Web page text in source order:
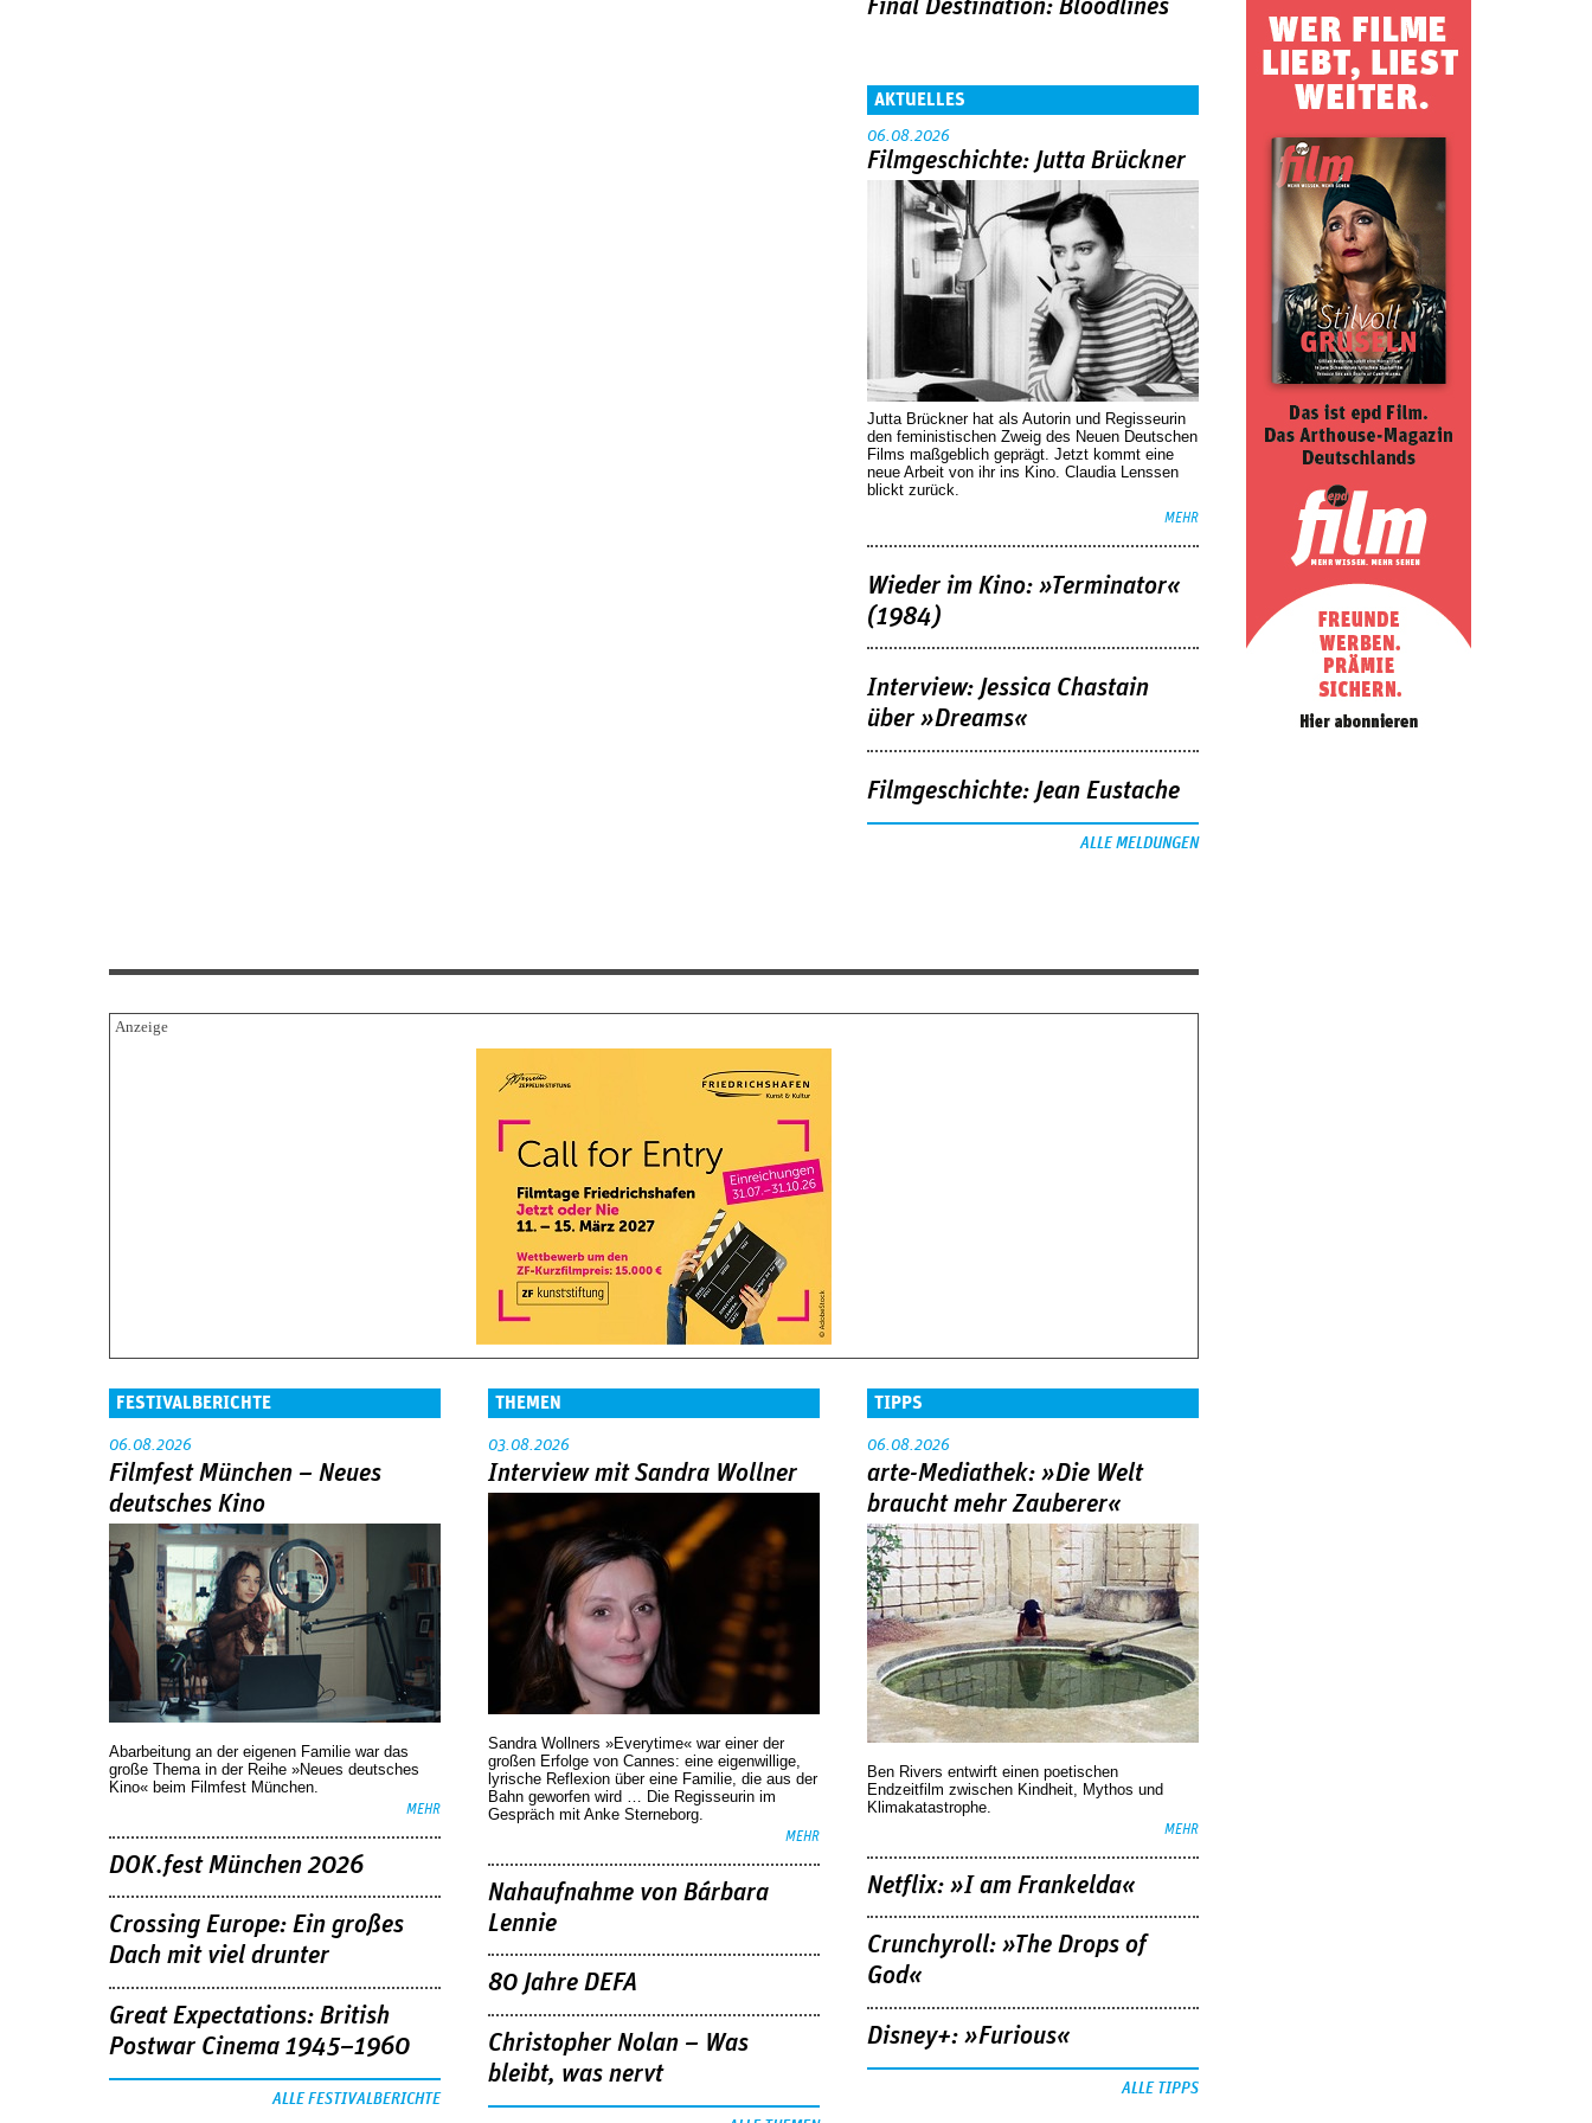
Final Destination: Bloodlines
AKTUELLES
06.08.2026
Filmgeschichte: Jutta Brückner
Jutta Brückner hat als Autorin und Regisseurin
den feministischen Zweig des Neuen Deutschen
Films maßgeblich geprägt. Jetzt kommt eine
neue Arbeit von ihr ins Kino. Claudia Lenssen
blickt zurück.
MEHR
Wieder im Kino: »Terminator«
(1984)
Interview: Jessica Chastain
über »Dreams«
Filmgeschichte: Jean Eustache
ALLE MELDUNGEN
FESTIVALBERICHTE
06.08.2026
Filmfest München – Neues
deutsches Kino
Abarbeitung an der eigenen Familie war das
große Thema in der Reihe »Neues deutsches
Kino« beim Filmfest München.
MEHR
DOK.fest München 2026
Crossing Europe: Ein großes
Dach mit viel drunter
Great Expectations: British
Postwar Cinema 1945–1960
ALLE FESTIVALBERICHTE
THEMEN
03.08.2026
Interview mit Sandra Wollner
Sandra Wollners »Everytime« war einer der
großen Erfolge von Cannes: eine eigenwillige,
lyrische Reflexion über eine ­Familie, die aus der
Bahn geworfen wird … Die Regisseurin im
Gespräch mit Anke Sterneborg.
MEHR
Nahaufnahme von Bárbara
Lennie
80 Jahre DEFA
Christopher Nolan – Was
bleibt, was nervt
TIPPS
06.08.2026
arte-Mediathek: »Die Welt
braucht mehr Zauberer«
Ben Rivers entwirft einen poetischen
Endzeitfilm zwischen Kindheit, Mythos und
Klimakatastrophe.
MEHR
Netflix: »I am Frankelda«
Crunchyroll: »The Drops of
God«
Disney+: »Furious«
ALLE TIPPS